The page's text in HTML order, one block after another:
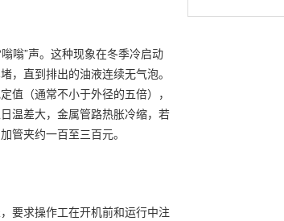
嗡”声。这种现象在冬季冷启动
，直到排出的油液连续无气泡。
值（通常不小于外径的五倍），
温差大，金属管路热胀冷缩，若
管夹约一百至三百元。
要求操作工在开机前和运行中注